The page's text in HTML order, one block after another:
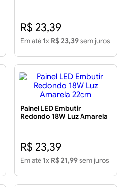
R$ 23,39
Em até 1x R$ 23,39sem juros
Painel LED Embutir
Redondo 18W Luz Amarela
R$ 23,39
Em até 1x R$ 21,99sem juros